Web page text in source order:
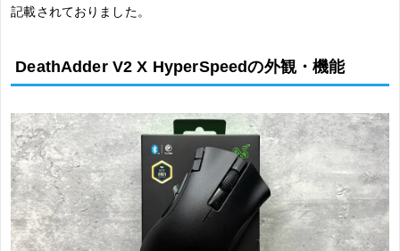
記載されておりました。
DeathAdder V2 X HyperSpeedの外観・機能